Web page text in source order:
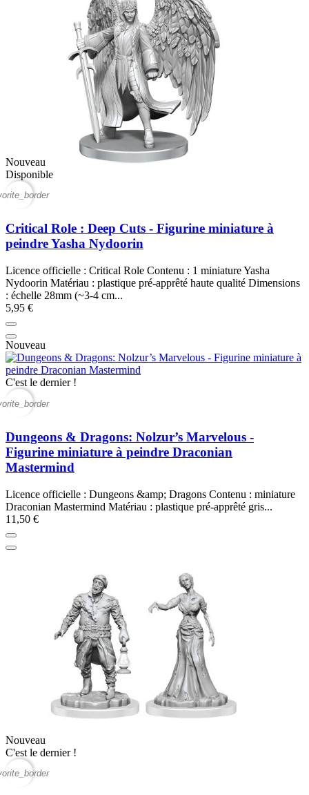
Nouveau
Disponible
Critical Role : Deep Cuts - Figurine miniature à
peindre Yasha Nydoorin
Licence officielle : Critical Role Contenu : 1 miniature Yasha
Nydoorin Matériau : plastique pré-apprêté haute qualité Dimensions
: échelle 28mm (~3-4 cm...
5,95 €
Nouveau
C'est le dernier !
Dungeons & Dragons: Nolzur’s Marvelous -
Figurine miniature à peindre Draconian
Mastermind
Licence officielle : Dungeons &amp; Dragons Contenu : miniature
Draconian Mastermind Matériau : plastique pré-apprêté gris...
11,50 €
Nouveau
C'est le dernier !